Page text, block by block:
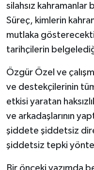
silahsız
Süreç, kimlerin
mutlaka
tarihçilerin
Özgür Özel ve
ve destekçilerinin
etkisi yaratan
ve arkadaşlarının
şiddete şiddetsiz
şiddetsiz tepki
Bir önceki yazımda